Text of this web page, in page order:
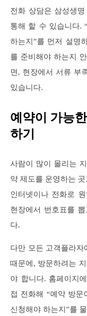
전화 상담은 삼성생
통해 할 수 있습니다.
하는지”를 먼저 설명
를 준비해야 하는지
면, 현장에서 서류 부
있습니다.
예약이 가능
하기
사람이 많이 몰리는
약 제도를 운영하는
인터넷이나 전화로
현장에서 번호표를
다.
다만 모든 고객플라자
때문에, 방문하려는
야 합니다. 홈페이지
접 전화해 “예약 방문
신청해야 하는지”를